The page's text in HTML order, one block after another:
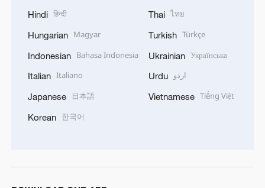
Hindi हिन्दी
Hungarian Magyar
Indonesian Bahasa Indonesia
Italian Italiano
Japanese 日本語
Korean 한국어
Thai ไทย
Turkish Türkçe
Ukrainian Українська
Urdu اردو
Vietnamese Tiếng Việt